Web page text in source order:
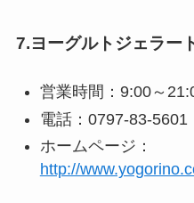
7.ヨーグルトジェラー
営業時間：9:00～
電話：0797-83-5601
ホームページ：
http://